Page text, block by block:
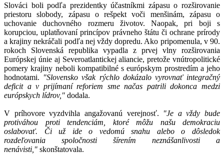
Slováci boli podľa prezidentky účastníkmi zápasu o rozširovanie
priestoru slobody, zápasu o rešpekt voči menšinám, zápasu o
uchovanie duchovného rozmeru životov. Naopak, pri boji s
korupciou, uplatňovaní princípov právneho štátu či ochrane prírody
a krajiny nekráčali podľa nej vždy dopredu. Ako pripomenula, v 90.
rokoch Slovenská republika vypadla z prvej vlny rozširovania
Európskej únie aj Severoatlantickej aliancie, pretože vnútropolitické
pomery krajiny neboli kompatibilné s európskym prostredím a jeho
hodnotami. "Slovensko však rýchlo dokázalo vyrovnať integračný
deficit a v prijímaní reforiem sme načas patrili dokonca medzi
európskych lídrov," dodala.
V príhovore vyzdvihla angažovanú verejnosť.
"Je a vždy bude
protiváhou proti tendenciám, ktoré môžu našu demokraciu
oslabovať. Či už ide o vedomú snahu alebo o dôsledok
rozdeľovania spoločnosti šírením neznášanlivosti a
nenávisti," skonštatovala.